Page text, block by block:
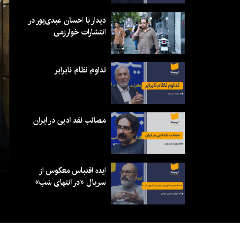
دیدار با احسان عبدی‌پور در
انتشارات خوارزمی
تداوم نظام نابرابر
مصائب نقد ادبی در ایران
ایده اقتباس معکوس از
سریال «در انتهای شب»